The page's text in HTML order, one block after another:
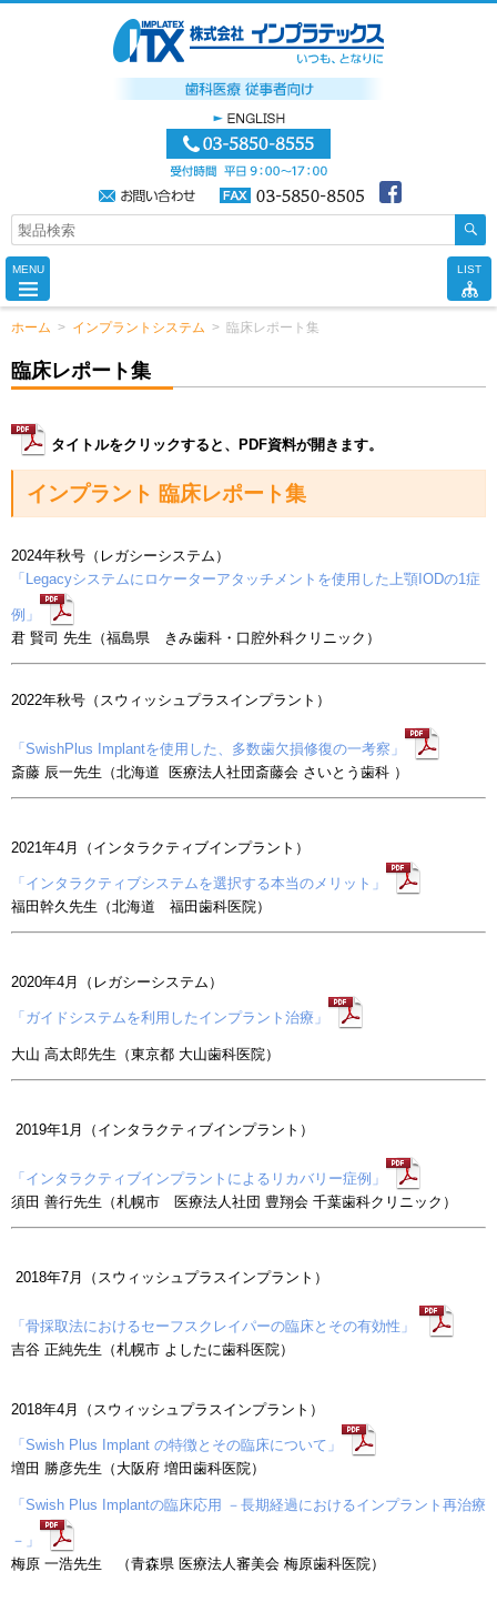
MENU LIST
ホーム > インプラントシステム > 臨床レポート集
臨床レポート集
タイトルをクリックすると、PDF資料が開きます。
インプラント 臨床レポート集
2024年秋号（レガシーシステム）
「Legacyシステムにロケーターアタッチメントを使用した上顎IODの1症
例」
君 賢司 先生（福島県 きみ歯科・口腔外科クリニック）
2022年秋号（スウィッシュプラスインプラント）
「SwishPlus Implantを使用した、多数歯欠損修復の一考察」
斎藤 辰一先生（北海道 医療法人社団斎藤会 さいとう歯科 ）
2021年4月（インタラクティブインプラント）
「インタラクティブシステムを選択する本当のメリット」
福田幹久先生（北海道 福田歯科医院）
2020年4月（レガシーシステム）
「ガイドシステムを利用したインプラント治療」
大山 高太郎先生（東京都 大山歯科医院）
2019年1月（インタラクティブインプラント）
「インタラクティブインプラントによるリカバリー症例」
須田 善行先生（札幌市 医療法人社団 豊翔会 千葉歯科クリニック）
2018年7月（スウィッシュプラスインプラント）
「骨採取法におけるセーフスクレイパーの臨床とその有効性」
吉谷 正純先生（札幌市 よしたに歯科医院）
2018年4月（スウィッシュプラスインプラント）
「Swish Plus Implant の特徴とその臨床について」
増田 勝彦先生（大阪府 増田歯科医院）
「Swish Plus Implantの臨床応用 －長期経過におけるインプラント再治療
－」
梅原 一浩先生 （青森県 医療法人審美会 梅原歯科医院）